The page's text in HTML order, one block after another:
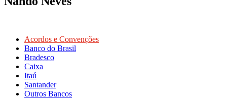
Acordos e Convenções
Banco do Brasil
Bradesco
Caixa
Itaú
Santander
Outros Bancos